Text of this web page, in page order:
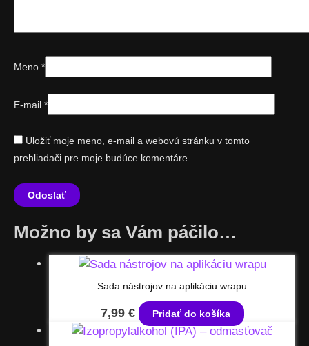
Meno *
E-mail *
Uložiť moje meno, e-mail a webovú stránku v tomto
prehliadači pre moje budúce komentáre.
Možno by sa Vám páčilo…
Sada nástrojov na aplikáciu wrapu
7,99 € Pridať do košíka